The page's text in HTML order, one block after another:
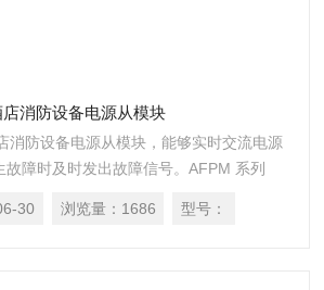
消防设备电源从模块
消防设备电源从模块，能够实时交流电源
故障时及时发出故障信号。AFPM 系列
30 浏览量： 1686 型号：